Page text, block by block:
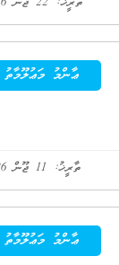
ޢާންމު މަޢުލޫމާތު
ތާރީޚު: 11 ޖޫން 2026
ޢާންމު މަޢުލޫމާތު